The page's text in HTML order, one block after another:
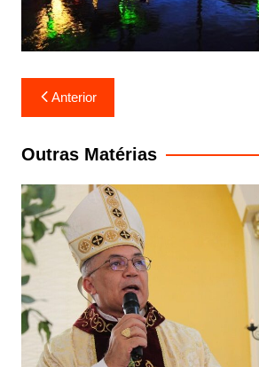
Navegação
de
Post
Anterior
Outras Matérias